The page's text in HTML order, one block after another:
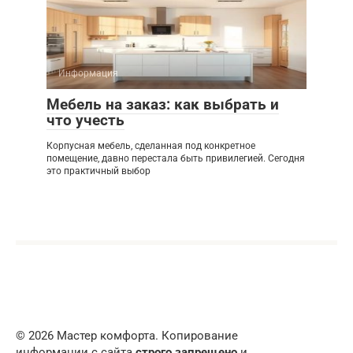
Информация
Мебель на заказ: как выбрать и
что учесть
Корпусная мебель, сделанная под конкретное
помещение, давно перестала быть привилегией. Сегодня
это практичный выбор
© 2026 Мастер комфорта. Копирование